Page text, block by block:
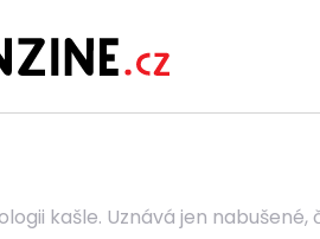
kašle. Uznává jen